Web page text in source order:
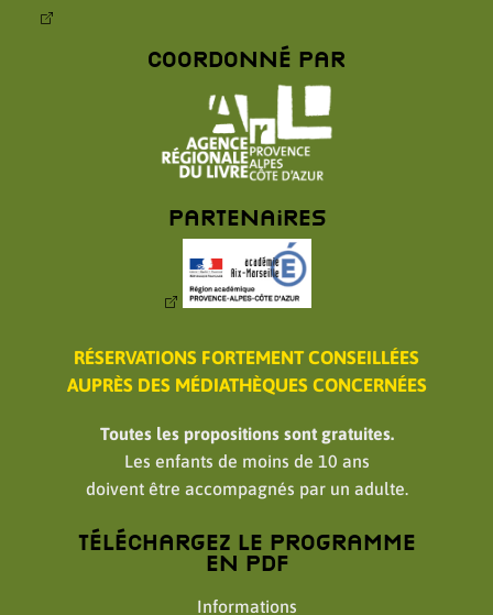
Coordonné par
Partenaires
RÉSERVATIONS FORTEMENT CONSEILLÉES
AUPRÈS DES MÉDIATHÈQUES CONCERNÉES
Toutes les propositions sont gratuites.
Les enfants de moins de 10 ans
doivent être accompagnés par un adulte.
Téléchargez le programme
en PDF
Informations